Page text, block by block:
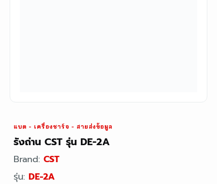
แบต - เครื่องชาร์จ - สายส่งข้อมูล
รังถ่าน CST รุ่น DE-2A
Brand: CST
รุ่น: DE-2A